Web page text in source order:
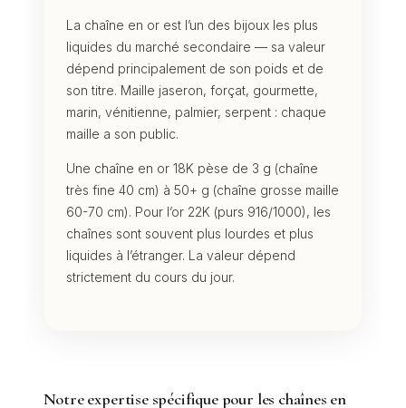
La chaîne en or est l’un des bijoux les plus
liquides du marché secondaire — sa valeur
dépend principalement de son poids et de
son titre. Maille jaseron, forçat, gourmette,
marin, vénitienne, palmier, serpent : chaque
maille a son public.
Une chaîne en or 18K pèse de 3 g (chaîne
très fine 40 cm) à 50+ g (chaîne grosse maille
60-70 cm). Pour l’or 22K (purs 916/1000), les
chaînes sont souvent plus lourdes et plus
liquides à l’étranger. La valeur dépend
strictement du cours du jour.
Notre expertise spécifique pour les chaînes en